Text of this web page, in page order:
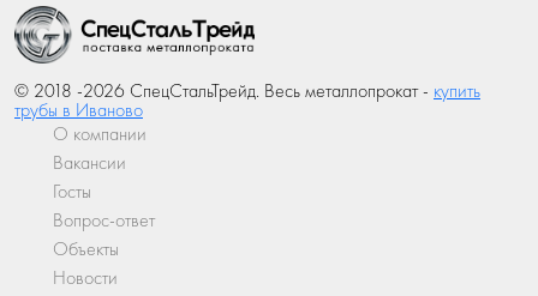
© 2018 -2026 СпецСтальТрейд. Весь металлопрокат - купить
трубы в Иваново
О компании
Вакансии
Госты
Вопрос-ответ
Объекты
Новости